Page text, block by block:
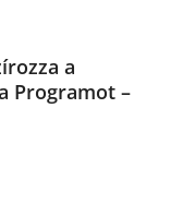
a
Programot –